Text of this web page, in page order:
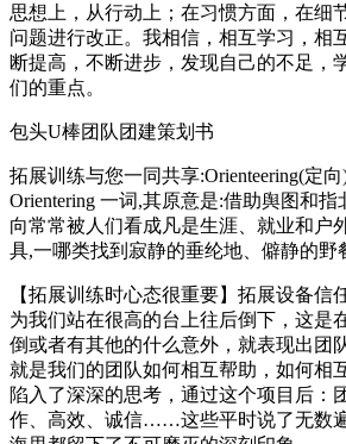
思想上，从行动上；在习惯方面，在细
问题进行改正。我相信，相互学习，相
断提高，不断进步，发现自己的不足，
们的重点。
包头U棒团队团建策划书
拓展训练与您一同共享:Orienteering(定
Orientering 一词,其原意是:借助舆图和
向常常被人们看成凡是生涯、就业和户
具,一哪类找到寂静的垂纶地、僻静的野
【拓展训练时心态很重要】拓展设备信
为我们站在很高的台上往后倒下，这是
倒或者有其他的什么意外，就表现出团
就是我们的团队如何相互帮助，如何相
陷入了深深的思考，通过这个项目后：
作、高效、诚信……这些平时说了无数